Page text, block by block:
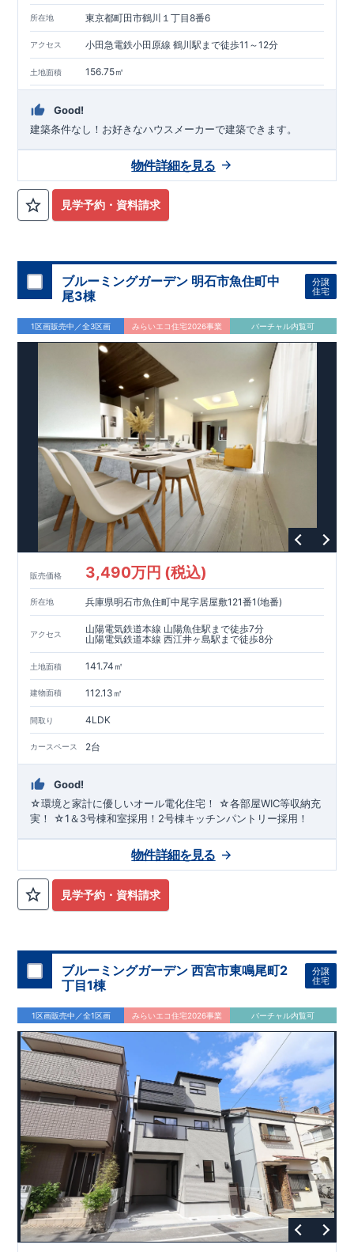
取得しています。 ■自社一貫体制もっと詳しく 東栄住宅は土
地の仕入れ、設計、施工、販売、メンテナンスまで、すべての
プロセスに携わっています。 ■ アフターサポート
快適に暮らすことができる住宅の品質を長期にわたり
維持するには、定期的な点検を実施することが重要です。
60年間の保証制度がございます。もちろん、定期点検以外でも
所在地 東京都町田市鶴川１丁目8番6
アクセス 小田急電鉄小田原線 鶴川駅まで徒歩11～12分
土地面積 156.75㎡
Good!
建築条件なし！​お好きなハウスメーカーで建築できます。
見学予約・資料請求
物件詳細を見る
ブルーミングガーデン 明石市魚住町中
尾3棟
分譲
住宅
1区画販売中／全3区画 みらいエコ住宅2026事業 バーチャル内覧可
販売価格 3,490万円 (税込)
所在地 兵庫県明石市魚住町中尾字居屋敷121番1(地番)
アクセス
山陽電気鉄道本線 山陽魚住駅まで徒歩7分
山陽電気鉄道本線 西江井ヶ島駅まで徒歩8分
土地面積 141.74㎡
建物面積 112.13㎡
間取り 4LDK
カースペース 2台
Good!
☆環境と家計に優しいオール電化住宅！ ☆各部屋WIC等収納充
実！ ☆1＆3号棟和室採用！2号棟キッチンパントリー採用！
見学予約・資料請求
物件詳細を見る
ブルーミングガーデン 西宮市東鳴尾町2
丁目1棟
分譲
住宅
1区画販売中／全1区画 みらいエコ住宅2026事業 バーチャル内覧可